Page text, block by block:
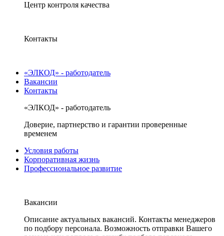
Центр контроля качества
Контакты
«ЭЛКОД» - работодатель
Вакансии
Контакты
«ЭЛКОД» - работодатель
Доверие, партнерство и гарантии проверенные
временем
Условия работы
Корпоративная жизнь
Профессиональное развитие
Вакансии
Описание актуальных вакансий. Контакты менеджеров
по подбору персонала. Возможность отправки Вашего